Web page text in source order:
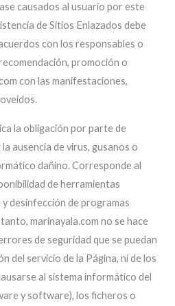
causados al usuario por este
de Sitios Enlazados debe
con los responsables o
promoción o
con las manifestaciones,
la obligación por parte de
ausencia de virus, gusanos o
dañino. Corresponde al
de herramientas
desinfección de programas
marinayala.com no se hace
de seguridad que se puedan
del servicio de la Página, ni de los
al sistema informático del
y software), los ficheros o